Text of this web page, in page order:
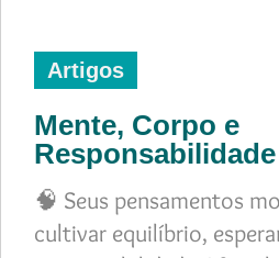
Artigos
Mente, Corpo e
🧠 Seus pensamentos
cultivar equilíbrio,